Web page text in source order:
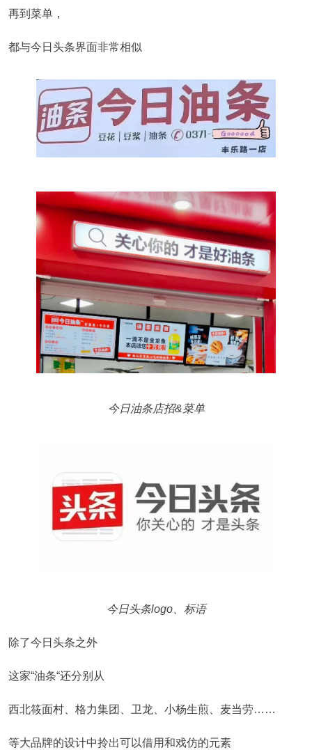
再到菜单，
都与今日头条界面非常相似
今日油条店招&菜单
今日头条logo、标语
除了今日头条之外
这家“油条“还分别从
西北筱面村、格力集团、卫龙、小杨生煎、麦当劳……
等大品牌的设计中拎出可以借用和戏仿的元素